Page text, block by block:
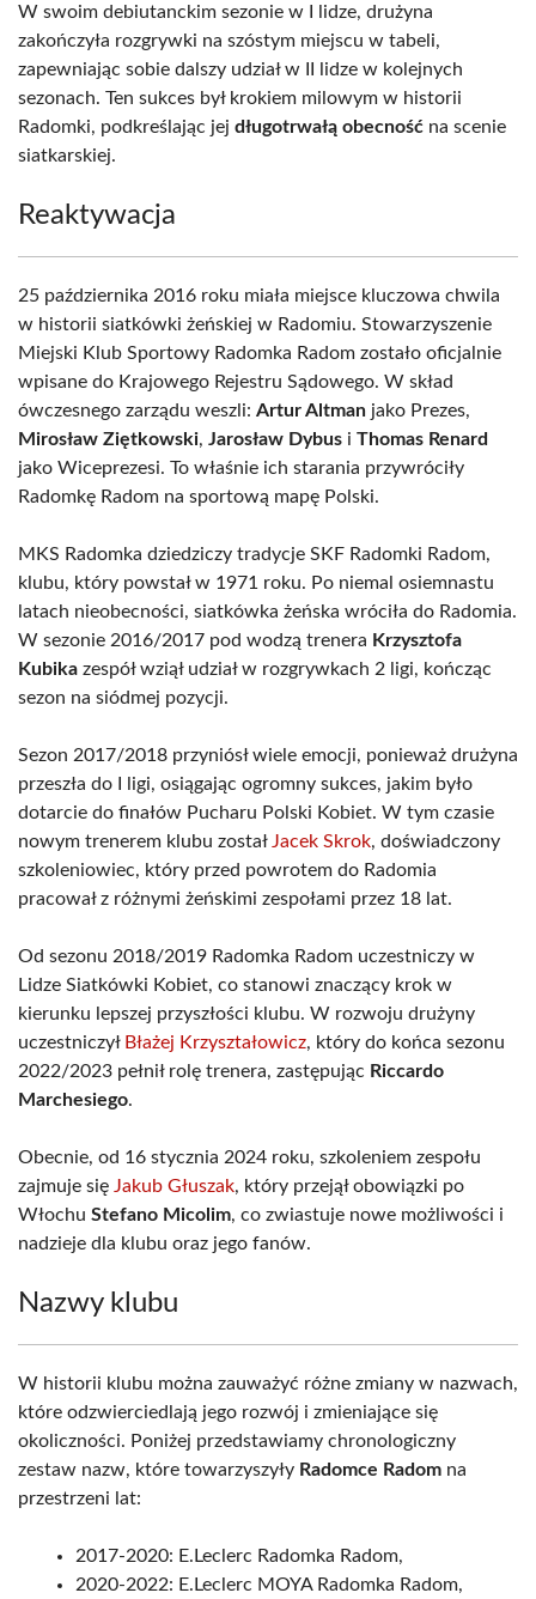
W swoim debiutanckim sezonie w I lidze, drużyna
zakończyła rozgrywki na szóstym miejscu w tabeli,
zapewniając sobie dalszy udział w II lidze w kolejnych
sezonach. Ten sukces był krokiem milowym w historii
Radomki, podkreślając jej długotrwałą obecność na scenie
siatkarskiej.
Reaktywacja
25 października 2016 roku miała miejsce kluczowa chwila
w historii siatkówki żeńskiej w Radomiu. Stowarzyszenie
Miejski Klub Sportowy Radomka Radom zostało oficjalnie
wpisane do Krajowego Rejestru Sądowego. W skład
ówczesnego zarządu weszli: Artur Altman jako Prezes,
Mirosław Ziętkowski, Jarosław Dybus i Thomas Renard
jako Wiceprezesi. To właśnie ich starania przywróciły
Radomkę Radom na sportową mapę Polski.
MKS Radomka dziedziczy tradycje SKF Radomki Radom,
klubu, który powstał w 1971 roku. Po niemal osiemnastu
latach nieobecności, siatkówka żeńska wróciła do Radomia.
W sezonie 2016/2017 pod wodzą trenera Krzysztofa
Kubika zespół wziął udział w rozgrywkach 2 ligi, kończąc
sezon na siódmej pozycji.
Sezon 2017/2018 przyniósł wiele emocji, ponieważ drużyna
przeszła do I ligi, osiągając ogromny sukces, jakim było
dotarcie do finałów Pucharu Polski Kobiet. W tym czasie
nowym trenerem klubu został Jacek Skrok, doświadczony
szkoleniowiec, który przed powrotem do Radomia
pracował z różnymi żeńskimi zespołami przez 18 lat.
Od sezonu 2018/2019 Radomka Radom uczestniczy w
Lidze Siatkówki Kobiet, co stanowi znaczący krok w
kierunku lepszej przyszłości klubu. W rozwoju drużyny
uczestniczył Błażej Krzyształowicz, który do końca sezonu
2022/2023 pełnił rolę trenera, zastępując Riccardo
Marchesiego.
Obecnie, od 16 stycznia 2024 roku, szkoleniem zespołu
zajmuje się Jakub Głuszak, który przejął obowiązki po
Włochu Stefano Micolim, co zwiastuje nowe możliwości i
nadzieje dla klubu oraz jego fanów.
Nazwy klubu
W historii klubu można zauważyć różne zmiany w nazwach,
które odzwierciedlają jego rozwój i zmieniające się
okoliczności. Poniżej przedstawiamy chronologiczny
zestaw nazw, które towarzyszyły Radomce Radom na
przestrzeni lat:
2017-2020: E.Leclerc Radomka Radom,
2020-2022: E.Leclerc MOYA Radomka Radom,